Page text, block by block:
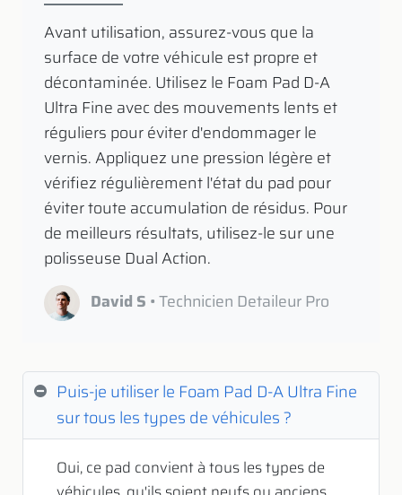
​ Avant utilisation, assurez-vous que la
surface de votre véhicule est propre et
décontaminée. Utilisez le Foam Pad D-A
Ultra Fine avec des mouvements lents et
réguliers pour éviter d'endommager le
vernis. Appliquez une pression légère et
vérifiez régulièrement l'état du pad pour
éviter toute accumulation de résidus. Pour
de meilleurs résultats, utilisez-le sur une
polisseuse Dual Action.
David S • Technicien Detaileur Pro
Puis-je utiliser le Foam Pad D-A Ultra Fine
sur tous les types de véhicules ?
Oui, ce pad convient à tous les types de